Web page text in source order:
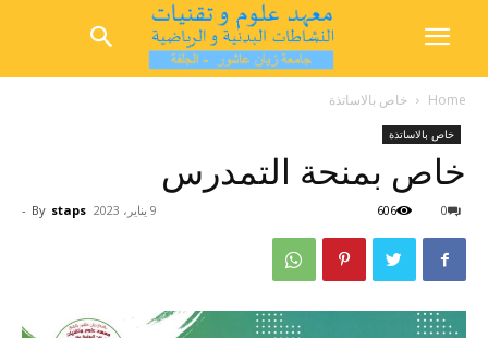
Home خاص بالاساتذة
خاص بالاساتذة
خاص بمنحة التمدرس
By staps
- 9 يناير، 2023 0
606